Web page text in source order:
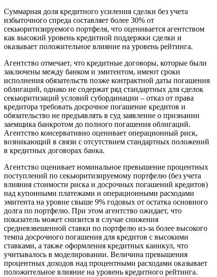
Суммарная доля кредитного усиления сделки без учета
избыточного спреда составляет более 30% от
секьюритизируемого портфеля, что оценивается агентством
как высокий уровень кредитной поддержки сделки и
оказывает положительное влияние на уровень рейтинга.
Агентство отмечает, что кредитные договоры, которые были
заключены между банком и эмитентом, имеют сроки
исполнения обязательств позже контрактной даты погашения
облигаций, однако не содержат ряд стандартных для сделок
секьюритизаций условий субординации – отказ от права
кредитора требовать досрочное погашение кредитов и
обязательство не предъявлять в суд заявление о признании
заемщика банкротом до полного погашения облигаций.
Агентство консервативно оценивает операционный риск,
возникающий в связи с отсутствием стандартных положений
в кредитных договорах банка.
Агентство оценивает номинальное превышение процентных
поступлений по секьюритизируемому портфелю (без учета
влияния стоимости риска и досрочных погашений кредитов)
над купонными платежами и операционными расходами
эмитента на уровне свыше 9% годовых от остатка основного
долга по портфелю. При этом агентство ожидает, что
показатель может снизится в случае снижения
средневзвешенной ставки по портфелю из-за более высокого
темпа досрочного погашения для кредитов с высокими
ставками, а также оформления кредитных каникул, что
учитывалось в моделировании. Величина превышения
процентных доходов над процентными расходами оказывает
положительное влияние на уровень кредитного рейтинга.